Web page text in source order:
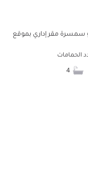
سمسرة مقر إداري بموقع
الحمامات